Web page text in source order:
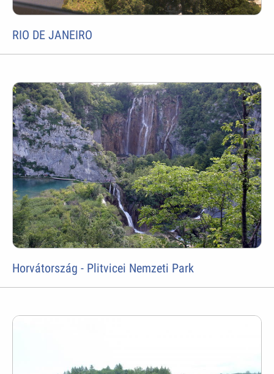
RIO DE JANEIRO
Horvátország - Plitvicei Nemzeti Park